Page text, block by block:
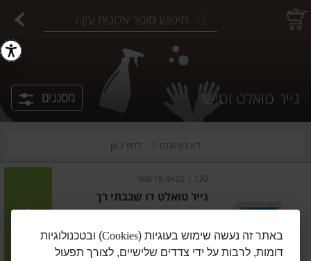
נייר טואלט וטישו מסננים
לא מצאתם ? לחץ כאן
סנו 32×18.4 מטר
נייר טואלט דו שכבתי רך
הוסיפו באתר זה נעשה שימוש בעוגיות (Cookies) ובטכנולוגיות
דומות, לרבות על ידי צדדים שלישיים, לצורך תפעול